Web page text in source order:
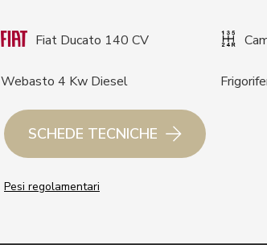
Fiat Ducato 140 CV
Webasto 4 Kw Diesel
SCHEDE TECNICHE
Pesi regolamentari